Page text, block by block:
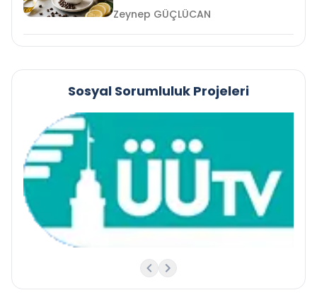
Zeynep GÜÇLÜCAN
Sosyal Sorumluluk Projeleri